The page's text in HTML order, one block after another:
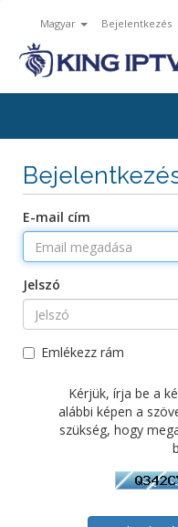
Magyar Bejelentkezés
E-mail cím
Jelszó
Emlékezz rám
Kérjük, írja be a
alábbi képen a
szükség, hogy